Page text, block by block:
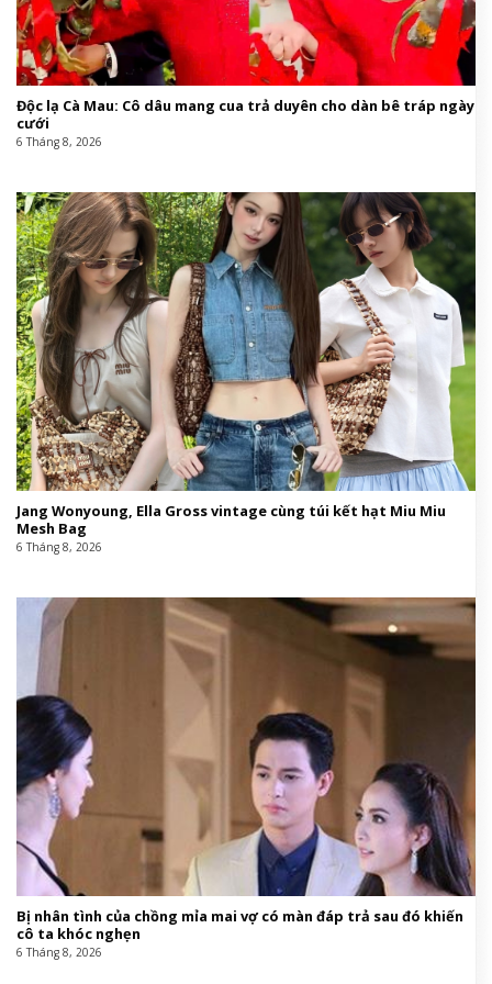
Độc lạ Cà Mau: Cô dâu mang cua trả duyên cho dàn bê tráp ngày
cưới
6 Tháng 8, 2026
Jang Wonyoung, Ella Gross vintage cùng túi kết hạt Miu Miu
Mesh Bag
6 Tháng 8, 2026
Bị nhân tình của chồng mỉa mai vợ có màn đáp trả sau đó khiến
cô ta khóc nghẹn
6 Tháng 8, 2026